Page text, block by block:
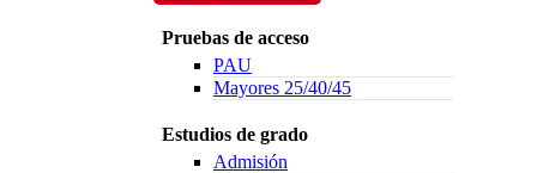
Pruebas de acceso
PAU
Mayores 25/40/45
Estudios de grado
Admisión